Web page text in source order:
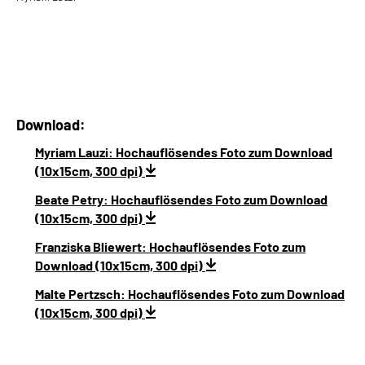
Download:
Myriam Lauzi: Hochauflösendes Foto zum Download
(10x15cm, 300 dpi)
Beate Petry: Hochauflösendes Foto zum Download
(10x15cm, 300 dpi)
Franziska Bliewert: Hochauflösendes Foto zum
Download (10x15cm, 300 dpi)
Malte Pertzsch: Hochauflösendes Foto zum Download
(10x15cm, 300 dpi)